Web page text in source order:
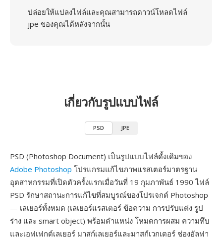
ปล่อยให้แปลงไฟล์และคุณสามารถดาวน์โหลดไฟล์
jpe ของคุณได้หลังจากนั้น
เกี่ยวกับรูปแบบไฟล์
PSD JPE
PSD (Photoshop Document) เป็นรูปแบบไฟล์ดั้งเดิมของ
Adobe Photoshop โปรแกรมแก้ไขภาพแรสเตอร์มาตรฐาน
อุตสาหกรรมที่เปิดตัวครั้งแรกเมื่อวันที่ 19 กุมภาพันธ์ 1990 ไฟล์
PSD รักษาสถานะการแก้ไขที่สมบูรณ์ของโปรเจกต์ Photoshop
— เลเยอร์ทั้งหมด (เลเยอร์แรสเตอร์ ข้อความ การปรับแต่ง รูป
ร่าง และ smart object) พร้อมตำแหน่ง โหมดการผสม ความทึบ
และเอฟเฟกต์เลเยอร์ มาสก์เลเยอร์และมาสก์เวกเตอร์ ช่องอัลฟา